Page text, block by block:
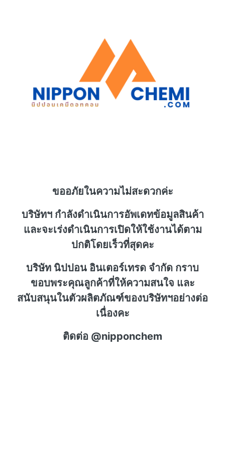
ขออภัยในความไม่สะดวกค่ะ
บริษัทฯ กำลังดำเนินการอัพเดทข้อมูลสินค้า
และจะเร่งดำเนินการเปิดให้ใช้งานได้ตาม
ปกติโดยเร็วที่สุดคะ
บริษัท นิปปอน อินเตอร์เทรด จำกัด กราบ
ขอบพระคุณลูกค้าที่ให้ความสนใจ และ
สนับสนุนในตัวผลิตภัณฑ์ของบริษัทฯอย่างต่อ
เนื่องคะ
ติดต่อ @nipponchem